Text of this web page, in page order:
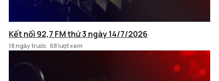
Kết nối 92,7 FM thứ 3 ngày 14/7/2026
18 ngày trước 68 lượt xem